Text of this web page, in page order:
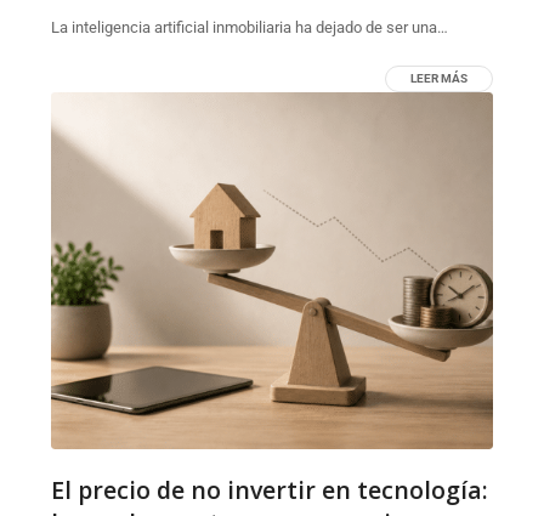
La inteligencia artificial inmobiliaria ha dejado de ser una…
LEER MÁS
El precio de no invertir en tecnología: